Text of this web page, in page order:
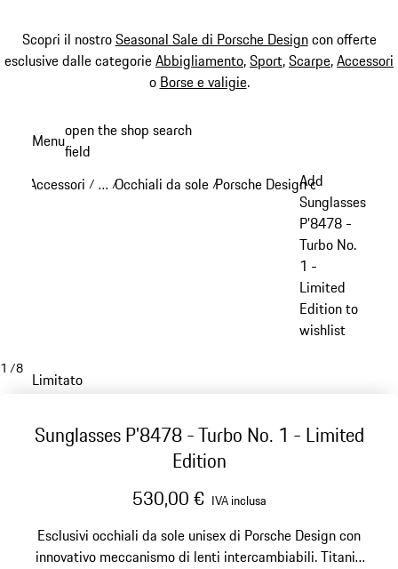
Scopri il nostroSeasonal Sale di Porsche Designcon offerte
esclusive dalle categorieAbbigliamento,Sport,Scarpe,Accessori
o Borse e valigie.
principale
Menuopen the shop search
field
Accessori / …
Reveal collapsed breadcrumb items
/Occhiali da sole /Porsche Design occhiali da
Add
Sunglasses
P'8478 -
Turbo No.
1 -
Limited
Edition to
wishlist
1 /8
Limitato
Sunglasses P'8478 - Turbo No. 1 - Limited
Edition
530,00 € IVA inclusa
Esclusivi occhiali da sole unisex di Porsche Design con
innovativo meccanismo di lenti intercambiabili. Titanio